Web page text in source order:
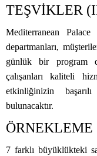
TEŞVİKLER
Mediterranean
departmanları,
günlük bir program
çalışanları kaliteli
etkinliğinizin
bulunacaktır.
ÖRNEKLEME
7 farklı büyüklükteki